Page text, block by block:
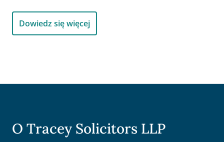
Dowiedz się więcej
O Tracey Solicitors LLP